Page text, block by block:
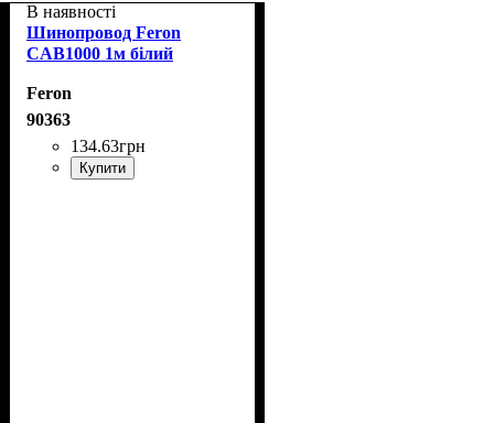
В наявності
Шинопровод Feron
CAB1000 1м білий
Feron
90363
134.63грн
Купити